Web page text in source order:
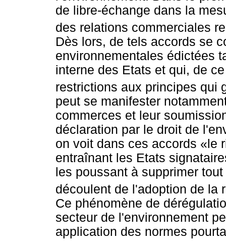
de libre-échange dans la
des relations commerciales
Dès lors, de tels accords se
environnementales édictées
interne des Etats et qui, de
restrictions aux principes qui
peut se manifester
commerces et leur
déclaration par le droit de
on voit dans ces accords «le
entraînant les Etats
les poussant à supprimer
découlent de l'adoption de la
Ce phénomène de
secteur de l'environnement
application des normes